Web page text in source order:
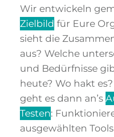
Wir entwickeln
Zielbild für Eure
sieht die
aus? Welche
und Bedürfnisse
heute? Wo hakt es?
geht es dann an’s
Testen:
ausgewählten